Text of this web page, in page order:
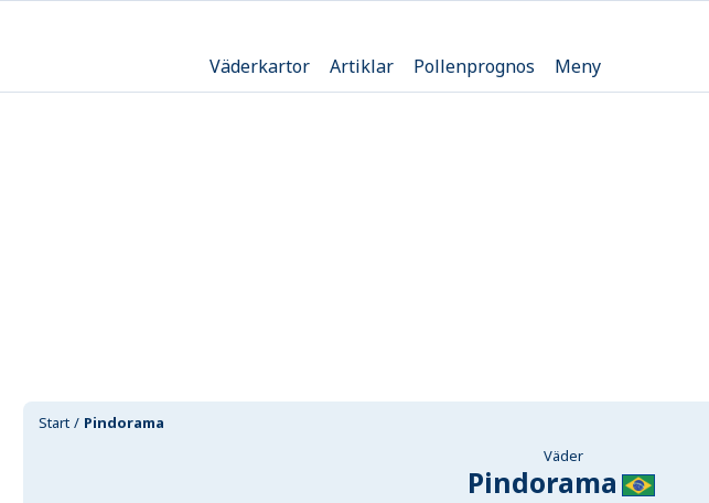
Väderkartor Artiklar Pollenprognos Meny
Start Pindorama
Väder
Pindorama